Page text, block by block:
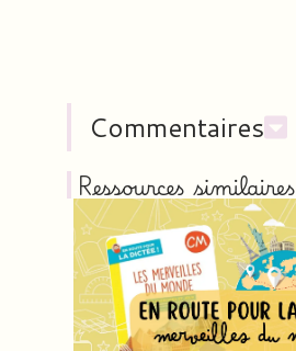
Commentaires
Ressources similaires